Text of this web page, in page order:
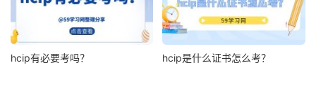
hcip有必要考吗？ hcip是什么证书怎么考？